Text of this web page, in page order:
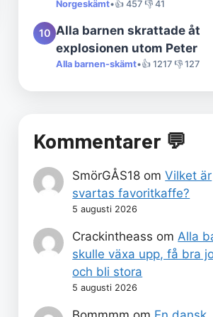
Norgeskämt•👍 457 👎 41
10 Alla barnen skrattade åt
explosionen utom Peter
Alla barnen-skämt•👍 1217 👎 127
Kommentarer 💬
SmörGÅS18 omVilket är
svartas favoritkaffe?
5 augusti 2026
Crackintheass om Alla
skulle växa upp, få bra
och bli stora
5 augusti 2026